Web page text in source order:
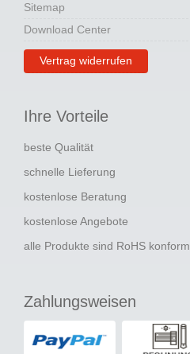
Sitemap
Download Center
Vertrag widerrufen
Ihre Vorteile
beste Qualität
schnelle Lieferung
kostenlose Beratung
kostenlose Angebote
alle Produkte sind RoHS konform
Zahlungsweisen